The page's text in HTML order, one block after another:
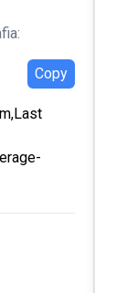
Copy